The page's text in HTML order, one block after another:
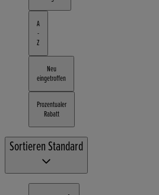
A
-
Z
Neu
eingetroffen
Prozentualer
Rabatt
SortierenStandard